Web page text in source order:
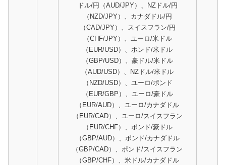
ドル/円（AUD/JPY）、NZドル/円
（NZD/JPY）、カナダドル/円
（CAD/JPY）、スイスフラン/円
（CHF/JPY）、ユーロ/米ドル
（EUR/USD）、ポンド/米ドル
（GBP/USD）、豪ドル/米ドル
（AUD/USD）、NZドル/米ドル
（NZD/USD）、ユーロ/ポンド
（EUR/GBP）、ユーロ/豪ドル
（EUR/AUD）、ユーロ/カナダドル
（EUR/CAD）、ユーロ/スイスフラン
（EUR/CHF）、ポンド/豪ドル
（GBP/AUD）、ポンド/カナダドル
（GBP/CAD）、ポンド/スイスフラン
（GBP/CHF）、米ドル/カナダドル